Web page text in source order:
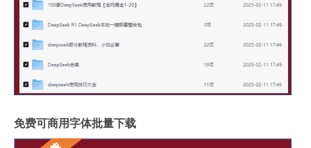
免费可商用字体批量下载